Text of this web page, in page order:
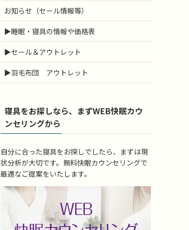
お知らせ（セール情報等）
▶睡眠・寝具の情報や価格表
▶セール＆アウトレット
▶羽毛布団 アウトレット
寝具をお探しなら、まずWEB快眠カウ
ンセリングから
自分に合った寝具をお探しでしたら、まずは現
状分析が大切です。無料快眠カウンセリングで
最適なご提案をいたします。